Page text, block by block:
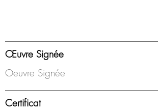
Œuvre Signée
Oeuvre Signée
Certificat